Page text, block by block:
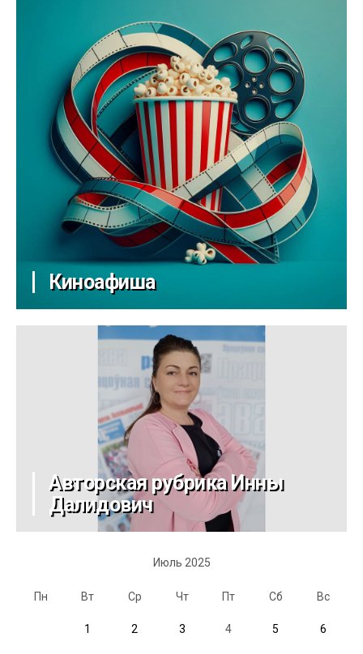
Киноафиша
Авторская рубрика Инны
Далидович
Июль 2025
Пн Вт Ср Чт Пт Сб Вс
1 2 3 4 5 6